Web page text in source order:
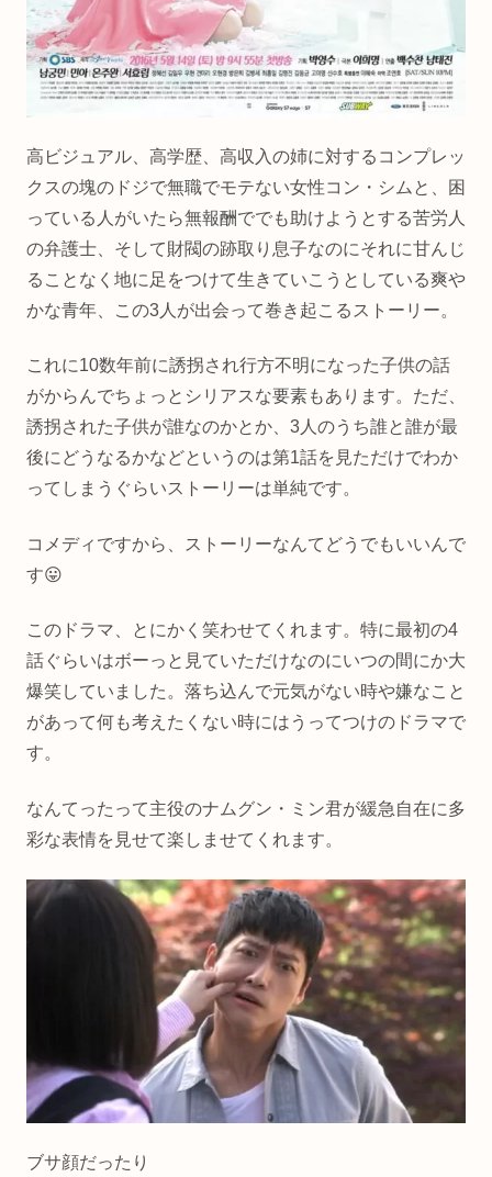
高ビジュアル、高学歴、高収入の姉に対するコンプレッ
クスの塊のドジで無職でモテない女性コン・シムと、困
っている人がいたら無報酬ででも助けようとする苦労人
の弁護士、そして財閥の跡取り息子なのにそれに甘んじ
ることなく地に足をつけて生きていこうとしている爽や
かな青年、この3人が出会って巻き起こるストーリー。
これに10数年前に誘拐され行方不明になった子供の話
がからんでちょっとシリアスな要素もあります。ただ、
誘拐された子供が誰なのかとか、3人のうち誰と誰が最
後にどうなるかなどというのは第1話を見ただけでわか
ってしまうぐらいストーリーは単純です。
コメディですから、ストーリーなんてどうでもいいんで
す😛
このドラマ、とにかく笑わせてくれます。特に最初の4
話ぐらいはボーっと見ていただけなのにいつの間にか大
爆笑していました。落ち込んで元気がない時や嫌なこと
があって何も考えたくない時にはうってつけのドラマで
す。
なんてったって主役のナムグン・ミン君が緩急自在に多
彩な表情を見せて楽しませてくれます。
ブサ顔だったり